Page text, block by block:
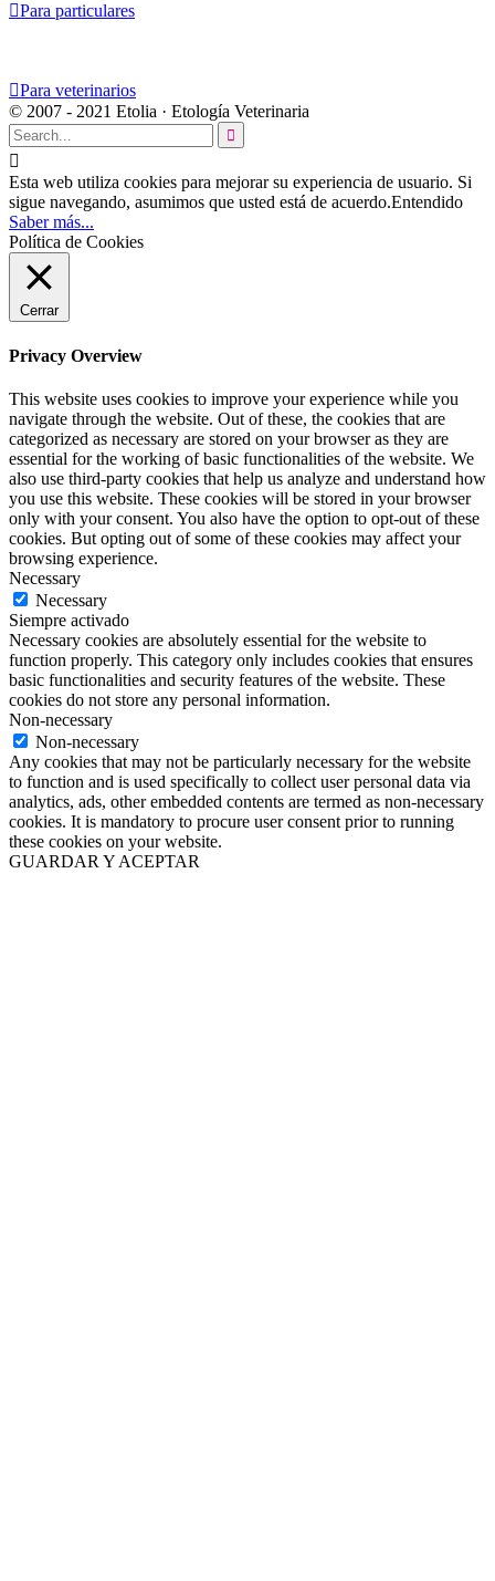
Para particulares
Para veterinarios
© 2007 - 2021 Etolia · Etología Veterinaria


Esta web utiliza cookies para mejorar su experiencia de usuario. Si
sigue navegando, asumimos que usted está de acuerdo.Entendido
Saber más...
Política de Cookies
Cerrar
Privacy Overview
This website uses cookies to improve your experience while you
navigate through the website. Out of these, the cookies that are
categorized as necessary are stored on your browser as they are
essential for the working of basic functionalities of the website. We
also use third-party cookies that help us analyze and understand how
you use this website. These cookies will be stored in your browser
only with your consent. You also have the option to opt-out of these
cookies. But opting out of some of these cookies may affect your
browsing experience.
Necessary
Necessary
Siempre activado
Necessary cookies are absolutely essential for the website to
function properly. This category only includes cookies that ensures
basic functionalities and security features of the website. These
cookies do not store any personal information.
Non-necessary
Non-necessary
Any cookies that may not be particularly necessary for the website
to function and is used specifically to collect user personal data via
analytics, ads, other embedded contents are termed as non-necessary
cookies. It is mandatory to procure user consent prior to running
these cookies on your website.
GUARDAR Y ACEPTAR